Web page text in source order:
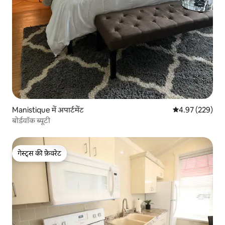
Manistique में अपार्टमेंट औसत रेटिंग 5 में से
4.97 (229)
बोर्डवॉक ब्यूटी
गेस्ट्स की फ़ेवरेट
गेस्ट्स की फ़ेवरेट